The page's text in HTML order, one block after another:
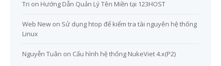
Tri on Hướng Dẫn Quản Lý Tên Miền tại 123HOST
Web New on Sử dụng htop để kiểm tra tài nguyên hệ thống
Linux
Nguyễn Tuân on Cấu hình hệ thống NukeViet 4.x(P2)